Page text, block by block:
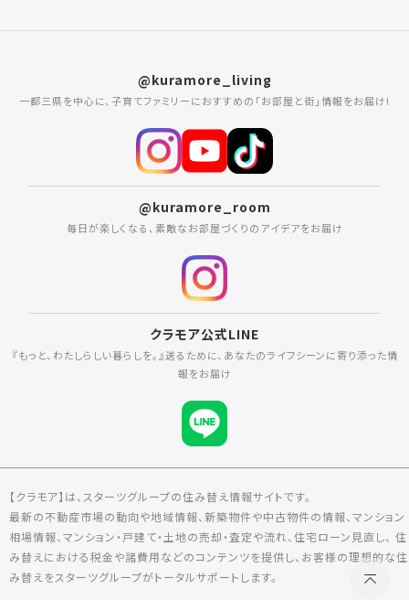
@kuramore_living
一都三県を中心に、子育てファミリーにおすすめの「お部屋と街」情報をお届け!
@kuramore_room
毎日が楽しくなる、素敵なお部屋づくりのアイデアをお届け
クラモア公式LINE
『もっと、わたしらしい暮らしを。』送るために、あなたのライフシーンに寄り添った情
報をお届け
【クラモア】は、スターツグループの住み替え情報サイトです。
最新の不動産市場の動向や地域情報、新築物件や中古物件の情報、マンション
相場情報、マンション・戸建て・土地の売却・査定や流れ、住宅ローン見直し、 住
み替えにおける税金や諸費用などのコンテンツを提供し、お客様の理想的な住
み替えをスターツグループがトータルサポートします。